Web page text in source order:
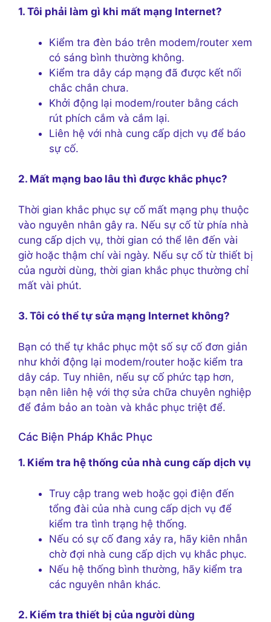
1. Tôi phải làm gì khi mất mạng Internet?
Kiểm tra đèn báo trên modem/router xem
có sáng bình thường không.
Kiểm tra dây cáp mạng đã được kết nối
chắc chắn chưa.
Khởi động lại modem/router bằng cách
rút phích cắm và cắm lại.
Liên hệ với nhà cung cấp dịch vụ để báo
sự cố.
2. Mất mạng bao lâu thì được khắc phục?
Thời gian khắc phục sự cố mất mạng phụ thuộc
vào nguyên nhân gây ra. Nếu sự cố từ phía nhà
cung cấp dịch vụ, thời gian có thể lên đến vài
giờ hoặc thậm chí vài ngày. Nếu sự cố từ thiết bị
của người dùng, thời gian khắc phục thường chỉ
mất vài phút.
3. Tôi có thể tự sửa mạng Internet không?
Bạn có thể tự khắc phục một số sự cố đơn giản
như khởi động lại modem/router hoặc kiểm tra
dây cáp. Tuy nhiên, nếu sự cố phức tạp hơn,
bạn nên liên hệ với thợ sửa chữa chuyên nghiệp
để đảm bảo an toàn và khắc phục triệt để.
Các Biện Pháp Khắc Phục
1. Kiểm tra hệ thống của nhà cung cấp dịch vụ
Truy cập trang web hoặc gọi điện đến
tổng đài của nhà cung cấp dịch vụ để
kiểm tra tình trạng hệ thống.
Nếu có sự cố đang xảy ra, hãy kiên nhẫn
chờ đợi nhà cung cấp dịch vụ khắc phục.
Nếu hệ thống bình thường, hãy kiểm tra
các nguyên nhân khác.
2. Kiểm tra thiết bị của người dùng